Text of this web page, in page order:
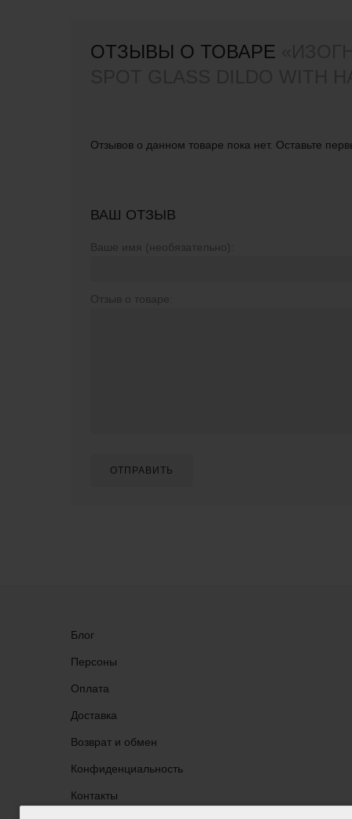
ОТЗЫВЫ О ТОВАРЕ
Отзывов о данном товаре пока нет. Оставьте
ВАШ ОТЗЫВ
Ваше имя (необязательно):
Отзыв о товаре:
ОТПРАВИТЬ
Блог
Персоны
Оплата
Доставка
Возврат и обмен
Конфиденциальность
Контакты
Группа ВКонтакте